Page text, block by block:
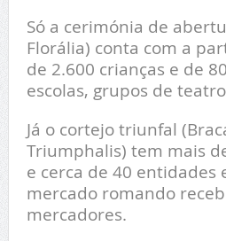
Só a cerimónia de
Florália) conta com a
de 2.600 crianças e de
escolas, grupos de
Já o cortejo triunfal
Triumphalis) tem mais
e cerca de 40 entidades
mercado romando
mercadores.